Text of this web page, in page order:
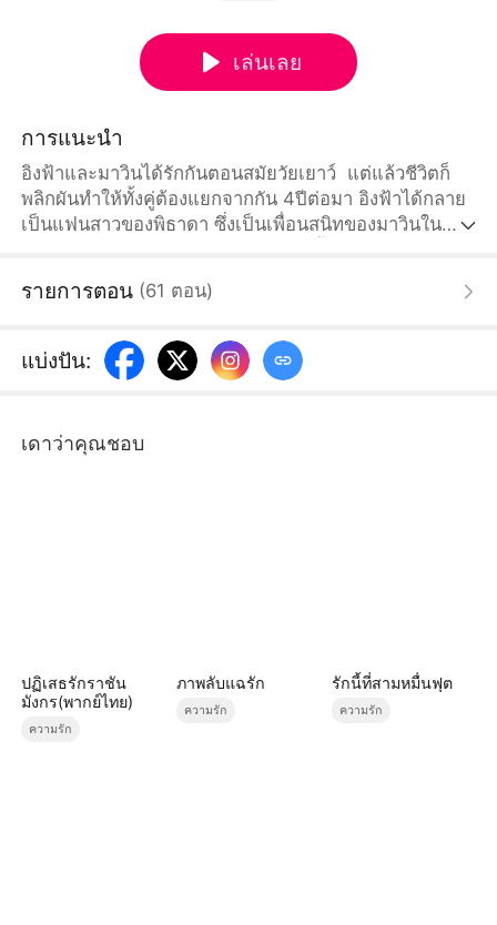
เล่นเลย
การแนะนำ
อิงฟ้าและมาวินได้รักกันตอนสมัยวัยเยาว์ แต่แล้วชีวิตก็
พลิกผันทำให้ทั้งคู่ต้องแยกจากกัน 4ปีต่อมา อิงฟ้าได้กลาย
เป็นแฟนสาวของพิธาดา ซึ่งเป็นเพื่อนสนิทของมาวินใน
ต่อสู้กับอำนาจมืด ขณะที่มาวินซึ่งอยู่ในตำแหน่งที่สูงส่ง
สู่จุดสูงสุด..
รายการตอน (61 ตอน)
แบ่งปัน:
เดาว่าคุณชอบ
ปฏิเสธรักราชัน
มังกร(พากย์ไทย)
ความรัก
ภาพลับแฉรัก
ความรัก
รักนี้ที่สามหมื่นฟุต
ความรัก